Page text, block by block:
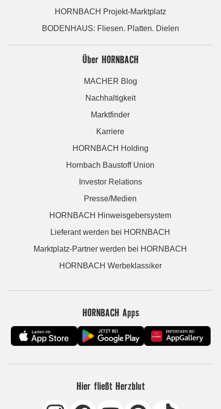
HORNBACH Projekt-Marktplatz
BODENHAUS: Fliesen. Platten. Dielen
Über HORNBACH
MACHER Blog
Nachhaltigkeit
Marktfinder
Karriere
HORNBACH Holding
Hornbach Baustoff Union
Investor Relations
Presse/Medien
HORNBACH Hinweisgebersystem
Lieferant werden bei HORNBACH
Marktplatz-Partner werden bei HORNBACH
HORNBACH Werbeklassiker
HORNBACH Apps
Hier fließt Herzblut